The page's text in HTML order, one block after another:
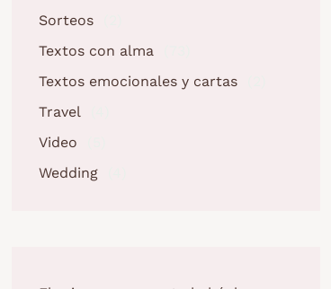
Sorteos
Textos con alma
Textos emocionales y cartas
Travel
Video
Wedding